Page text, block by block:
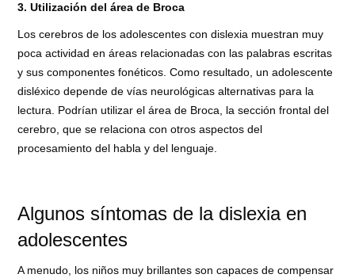
3. Utilización del área de Broca
Los cerebros de los adolescentes con dislexia muestran muy
poca actividad en áreas relacionadas con las palabras escritas
y sus componentes fonéticos. Como resultado, un adolescente
disléxico depende de vías neurológicas alternativas para la
lectura. Podrían utilizar el área de Broca, la sección frontal del
cerebro, que se relaciona con otros aspectos del
procesamiento del habla y del lenguaje.
Algunos síntomas de la dislexia en
adolescentes
A menudo, los niños muy brillantes son capaces de compensar